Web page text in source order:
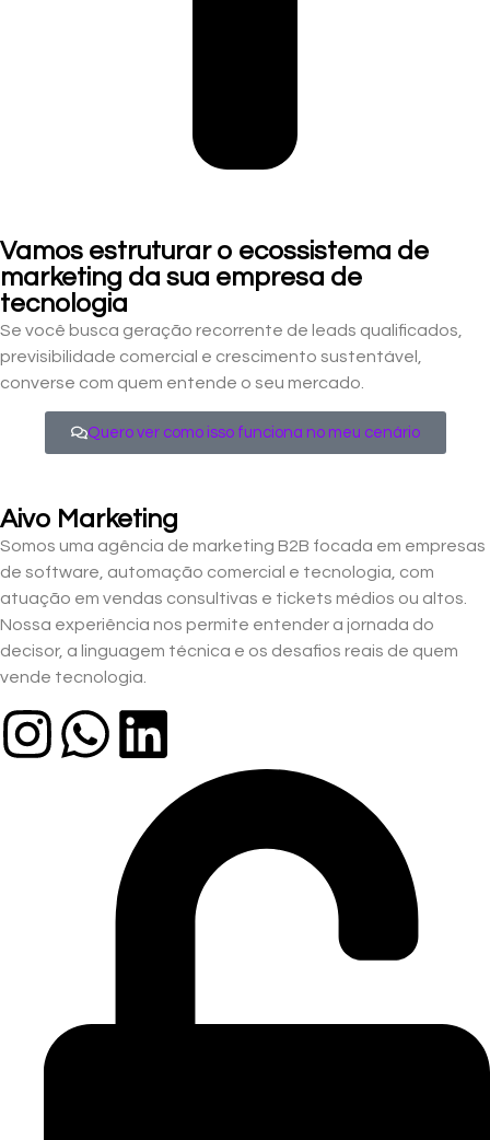
Vamos estruturar o ecossistema de
marketing da sua empresa de
tecnologia
Se você busca geração recorrente de leads qualificados,
previsibilidade comercial e crescimento sustentável,
converse com quem entende o seu mercado.
Quero ver como isso funciona no meu cenário
Aivo Marketing
Somos uma agência de marketing B2B focada em empresas
de software, automação comercial e tecnologia, com
atuação em vendas consultivas e tickets médios ou altos.
Nossa experiência nos permite entender a jornada do
decisor, a linguagem técnica e os desafios reais de quem
vende tecnologia.